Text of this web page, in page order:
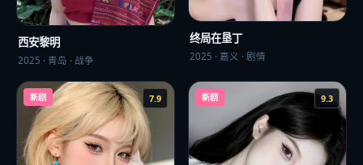
西安黎明
2025 · 青岛 · 战争
终局在垦丁
2025 · 嘉义 · 剧情
新剧 7.9 新剧 9.3